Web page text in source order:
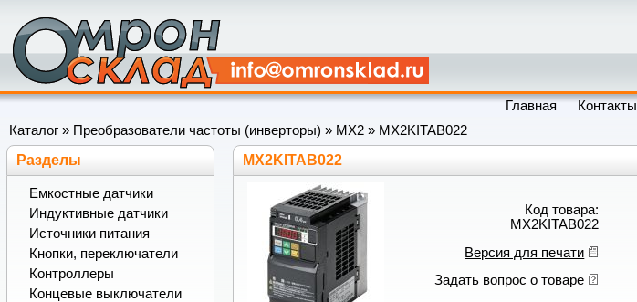
Главная Контакты
Каталог » Преобразователи частоты (инверторы) » MX2 » MX2KITAB022
MX2KITAB022
Код товара:
MX2KITAB022
Версия для печати
Задать вопрос о товаре
Разделы
Емкостные датчики
Индуктивные датчики
Источники питания
Кнопки, переключатели
Контроллеры
Концевые выключатели